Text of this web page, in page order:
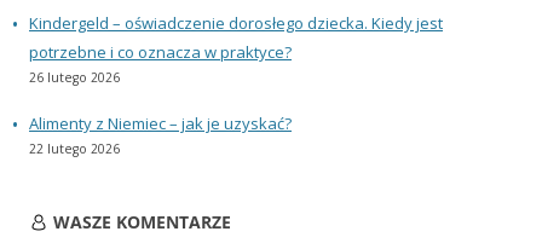
Kindergeld – oświadczenie dorosłego dziecka. Kiedy jest
potrzebne i co oznacza w praktyce?
26 lutego 2026
Alimenty z Niemiec – jak je uzyskać?
22 lutego 2026
WASZE KOMENTARZE